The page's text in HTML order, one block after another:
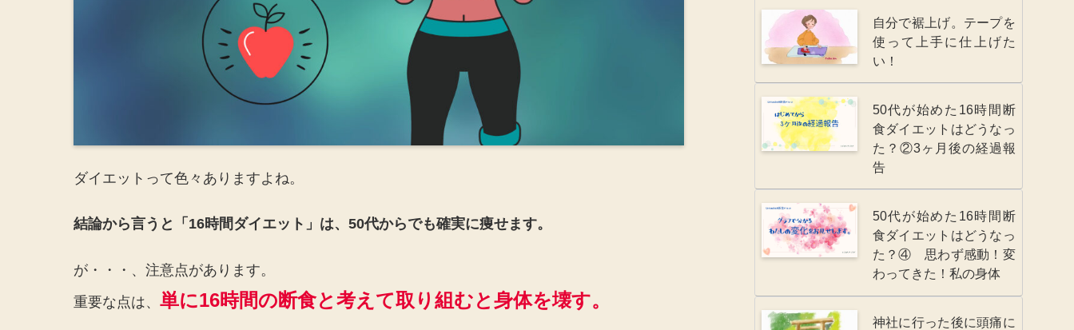
ダイエットって色々ありますよね。
結論から言うと「16時間ダイエット」は、50代からでも確実に痩せます。
が・・・、注意点があります。
重要な点は、 単に16時間の断食と考えて取り組むと身体を壊す。
自分で裾上げ。テープを
使って上手に仕上げた
い！
50代が始めた16時間断
食ダイエットはどうなっ
た？②3ヶ月後の経過報
告
50代が始めた16時間断
食ダイエットはどうなっ
た？④ 思わず感動！変
わってきた！私の身体
神社に行った後に頭痛に